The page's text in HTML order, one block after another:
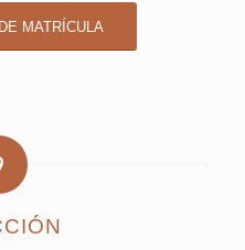
MATRÍCULA